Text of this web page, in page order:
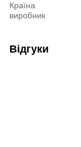
Країна
виробник
Відгуки